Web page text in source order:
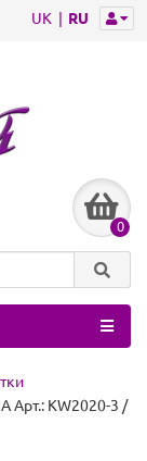
UK RU
0
Арт.: KW2020-3 /